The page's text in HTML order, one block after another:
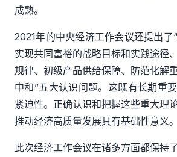
成熟。
2021年的中央经济工作会议还提出了
实现共同富裕的战略目标和实践途径
规律、初级产品供给保障、防范化解
中和”五大认识问题。这既有长期重
紧迫性。正确认识和把握这些重大理
推动经济高质量发展具有基础性意义。
此次经济工作会议在诸多方面都保持